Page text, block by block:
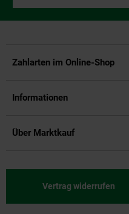
Zahlarten im Online-Shop
Informationen
Über Marktkauf
Vertrag widerrufen